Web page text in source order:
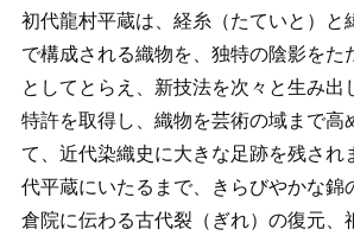
初代龍村平蔵は、経糸（たていと）と
で構成される織物を、独特の陰影をた
としてとらえ、新技法を次々と生み出
特許を取得し、織物を芸術の域まで高
て、近代染織史に大きな足跡を残され
代平蔵にいたるまで、きらびやかな錦
倉院に伝わる古代裂（ぎれ）の復元、